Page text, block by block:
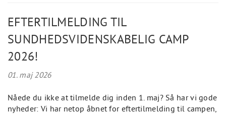
EFTERTILMELDING TIL
SUNDHEDSVIDENSKABELIG CAMP
2026!
01. maj 2026
Nåede du ikke at tilmelde dig inden 1. maj? Så har vi gode
nyheder: Vi har netop åbnet for eftertilmelding til campen,